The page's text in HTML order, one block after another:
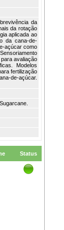
da
da rotação
aplicada ao
da cana-de-
açúcar como
avaliação
Modelos
fertilização
de-açúcar.
Status